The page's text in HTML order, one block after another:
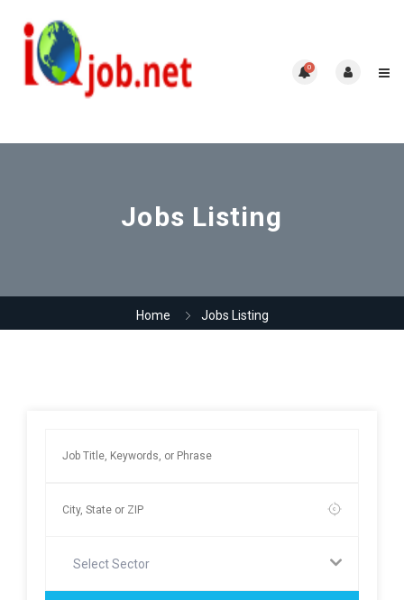
0
Jobs Listing
Home Jobs Listing
Select Sector